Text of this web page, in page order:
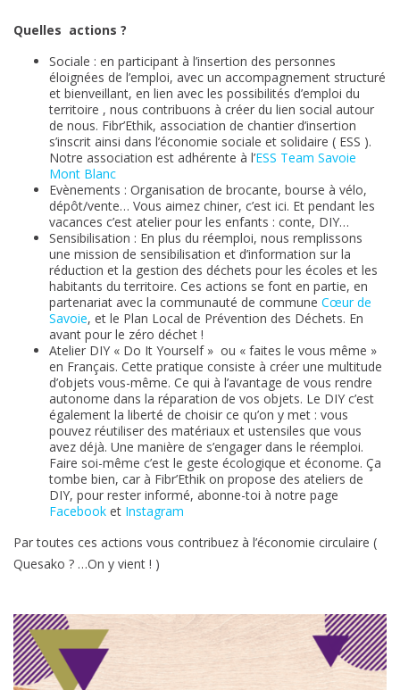
Quelles actions ?
Sociale : en participant à l’insertion des personnes
éloignées de l’emploi, avec un accompagnement structuré
et bienveillant, en lien avec les possibilités d’emploi du
territoire , nous contribuons à créer du lien social autour
de nous. Fibr’Ethik, association de chantier d’insertion
s’inscrit ainsi dans l’économie sociale et solidaire ( ESS ).
Notre association est adhérente à l’ESS Team Savoie
Mont Blanc
Evènements : Organisation de brocante, bourse à vélo,
dépôt/vente… Vous aimez chiner, c’est ici. Et pendant les
vacances c’est atelier pour les enfants : conte, DIY…
Sensibilisation : En plus du réemploi, nous remplissons
une mission de sensibilisation et d’information sur la
réduction et la gestion des déchets pour les écoles et les
habitants du territoire. Ces actions se font en partie, en
partenariat avec la communauté de commune Cœur de
Savoie, et le Plan Local de Prévention des Déchets. En
avant pour le zéro déchet !
Atelier DIY « Do It Yourself » ou « faites le vous même »
en Français. Cette pratique consiste à créer une multitude
d’objets vous-même. Ce qui à l’avantage de vous rendre
autonome dans la réparation de vos objets. Le DIY c’est
également la liberté de choisir ce qu’on y met : vous
pouvez réutiliser des matériaux et ustensiles que vous
avez déjà. Une manière de s’engager dans le réemploi.
Faire soi-même c’est le geste écologique et économe. Ça
tombe bien, car à Fibr’Ethik on propose des ateliers de
DIY, pour rester informé, abonne-toi à notre page
Facebook et Instagram
Par toutes ces actions vous contribuez à l’économie circulaire (
Quesako ? …On y vient ! )